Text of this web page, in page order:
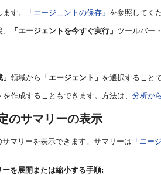
す。 「エージェントの保存」 を参照してく
「エージェントを今すぐ実行」 ツールバー
領域から 「エージェント」 を選択すること
作成することもできます。方法は、 分析か
のサマリーの表示
マリーを表示できます。サマリーは 「エー
を展開または縮小する手順: